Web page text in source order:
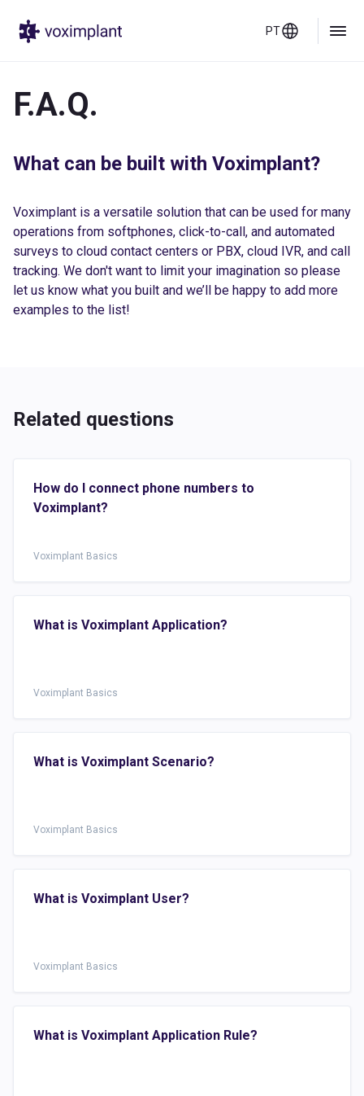
PT
F.A.Q.
What can be built with Voximplant?
Voximplant is a versatile solution that can be used for many
operations from softphones, click-to-call, and automated
surveys to cloud contact centers or PBX, cloud IVR, and call
tracking. We don't want to limit your imagination so please
let us know what you built and we’ll be happy to add more
examples to the list!
Related questions
How do I connect phone numbers to
Voximplant?
Voximplant Basics
What is Voximplant Application?
Voximplant Basics
What is Voximplant Scenario?
Voximplant Basics
What is Voximplant User?
Voximplant Basics
What is Voximplant Application Rule?